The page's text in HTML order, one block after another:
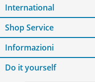
International
Shop Service
Informazioni
Do it yourself